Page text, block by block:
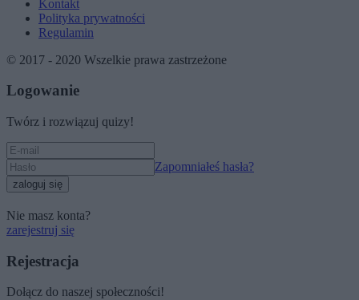
Kontakt
Polityka prywatności
Regulamin
© 2017 - 2020 Wszelkie prawa zastrzeżone
Logowanie
Twórz i rozwiązuj quizy!
Zapomniałeś hasła?
zaloguj się
Nie masz konta?
zarejestruj się
Rejestracja
Dołącz do naszej społeczności!